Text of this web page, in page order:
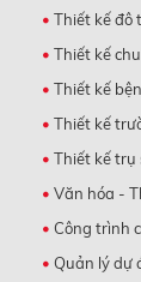
Thiết kế đô
Thiết kế
Thiết kế
Thiết kế
Thiết kế trụ
Văn hóa -
Công trình
Quản lý dự